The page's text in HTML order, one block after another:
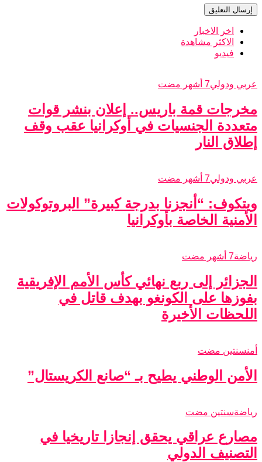
اخر الاخبار
الاكثر مشاهدة
فيديو
عربي ودولي7 أشهر مضت
مخرجات قمة باريس.. إعلان بنشر قوات
متعددة الجنسيات في أوكرانيا عقب وقف
إطلاق النار
عربي ودولي7 أشهر مضت
ويتكوف: “أنجزنا بدرجة كبيرة” البروتوكولات
الأمنية الخاصة بأوكرانيا
رياضة7 أشهر مضت
الجزائر إلى ربع نهائي كأس الأمم الإفريقية
بفوزها على الكونغو بهدف قاتل في
اللحظات الأخيرة
أمنسنتين مضت
الأمن الوطني يطيح بـ “صانع الكريستال”
رياضةسنتين مضت
مصارع عراقي يحقق إنجازا تاريخيا في
التصنيف الدولي